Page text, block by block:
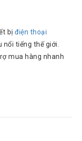
bị điện thoại
tiếng thế giới.
mua hàng nhanh